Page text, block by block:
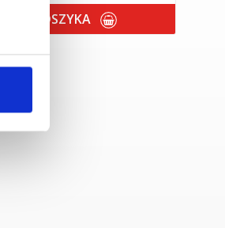
DO KOSZYKA